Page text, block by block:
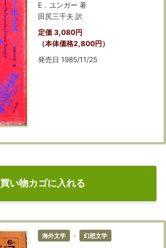
E．ユンガー 著
田尻三千夫 訳
定価 3,080円
（本体価格2,800円）
発売日 1985/11/25
買い物カゴに入れる
海外文学 ＞ 幻想文学